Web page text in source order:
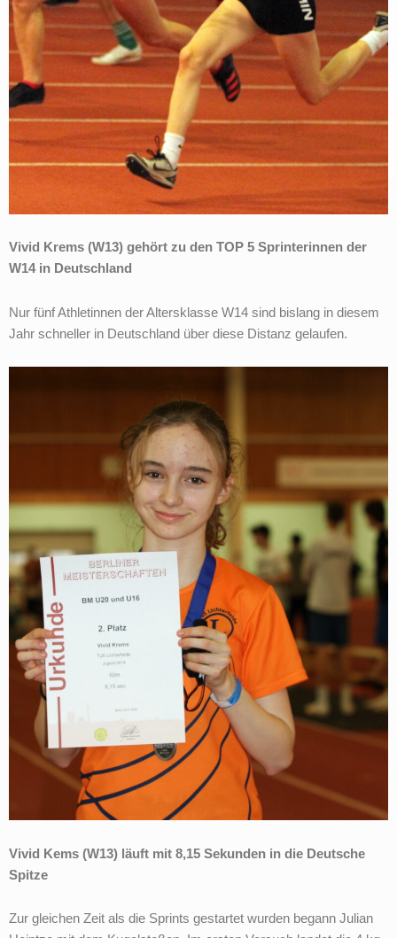
Vivid Krems (W13) gehört zu den TOP 5 Sprinterinnen der
W14 in Deutschland
Nur fünf Athletinnen der Altersklasse W14 sind bislang in diesem
Jahr schneller in Deutschland über diese Distanz gelaufen.
Vivid Kems (W13) läuft mit 8,15 Sekunden in die Deutsche
Spitze
Zur gleichen Zeit als die Sprints gestartet wurden begann Julian